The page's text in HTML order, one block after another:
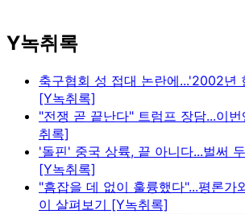
Y녹취록
축구협회 성 접대 논란에...'2002년
[Y녹취록]
"전쟁 곧 끝난다" 트럼프 장담...이
취록]
'돌핀' 중국 상륙, 끝 아니다...벌써
[Y녹취록]
"흠잡을 데 없이 훌륭했다"...평론가
이 살펴보기 [Y녹취록]